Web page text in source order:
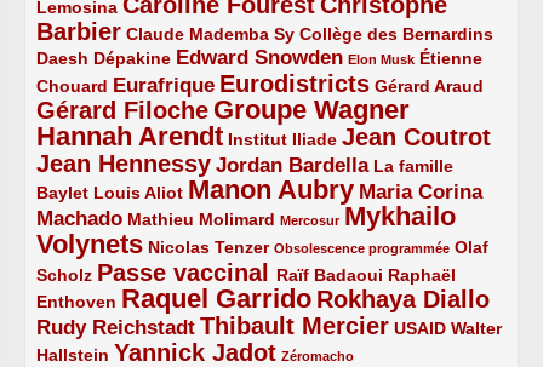
Lemosina
2/5
4/5
Barbier
4/5 Claude Mademba Sy
2/5 Collège des Bernardins
2/5
Daesh
2/5 Dépakine
2/5 Edward Snowden
3/5 Elon Musk
1/5
Étienne
Chouard
2/5 Eurafrique
3/5 Eurodistricts
4/5 Gérard Araud
2/5
Gérard Filoche
4/5 Groupe Wagner
5/5
Hannah Arendt
5/5 Institut Iliade
2/5 Jean Coutrot
4/5
Jean Hennessy
4/5 Jordan Bardella
3/5
La famille
Baylet
2/5 Louis Aliot
2/5 Manon Aubry
5/5
Maria Corina
Machado
3/5 Mathieu Molimard
2/5 Mercosur
1/5
Mykhailo
Volynets
5/5 Nicolas Tenzer
2/5 Obsolescence programmée
1/5
Olaf
Scholz
2/5 Passe vaccinal
4/5 Raïf Badaoui
2/5
Raphaël
Enthoven
2/5 Raquel Garrido
5/5 Rokhaya Diallo
4/5
Rudy Reichstadt
3/5 Thibault Mercier
4/5 USAID
2/5
Walter
Hallstein
2/5 Yannick Jadot
4/5 Zéromacho
1/5